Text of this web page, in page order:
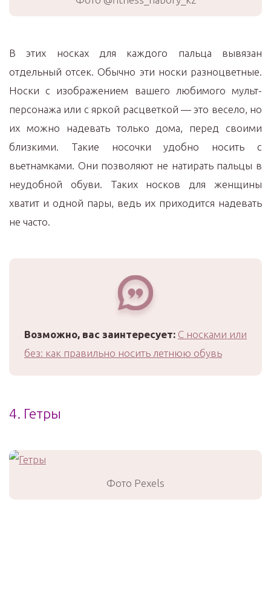
В этих носках для каждого пальца вывязан
отдельный отсек. Обычно эти носки разноцветные.
Носки с изображением вашего любимого мульт-
персонажа или с яркой расцветкой — это весело, но
их можно надевать только дома, перед своими
близкими. Такие носочки удобно носить с
вьетнамками. Они позволяют не натирать пальцы в
неудобной обуви. Таких носков для женщины
хватит и одной пары, ведь их приходится надевать
не часто.
Возможно, вас заинтересует: С носками или
без: как правильно носить летнюю обувь
4. Гетры
Фото Pexels